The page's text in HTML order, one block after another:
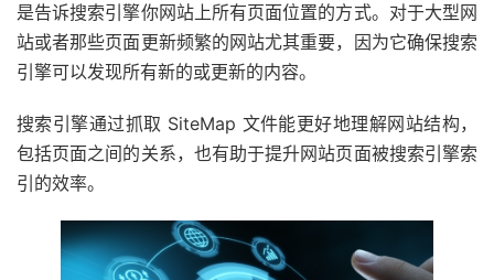
是告诉搜索引擎你网站上所有页面位置的方式。对于大型网
站或者那些页面更新频繁的网站尤其重要，因为它确保搜索
引擎可以发现所有新的或更新的内容。
搜索引擎通过抓取 SiteMap 文件能更好地理解网站结构，
包括页面之间的关系，也有助于提升网站页面被搜索引擎索
引的效率。